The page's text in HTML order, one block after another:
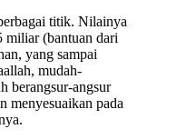
titik. Nilainya
miliar (bantuan dari
yang sampai
mudah-
berangsur-angsur
menyesuaikan pada